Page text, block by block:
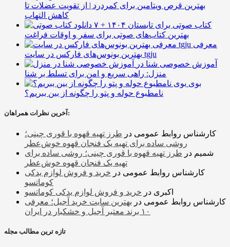
بهترین قرص ویتامین برای کمردرد | از تقویت عضلات تا
کاهش التهاب
۷ کتاب صوتی برای تابستان ۱۴۰۴ +
بهترین کتاب‌های صوتی برای سفر و اوقات فراغت
معرفی
بهترین بونوس‌های فارکس در سایت tgju
آموزش خصوصی شنا در
منزل: راهی سریع و امن برای تسلط بر شنا
بوی
نامطبوع حوله و پتو را چگونه از بین ببریم؟
آخرین نظرات همراهان:
کارشناس روابط عمومی در طرز تهیه قهوه با قوری چینی؛
روشی ساده برای تهیه یک فنجان قهوه خوش‌عطر
شمیم در طرز تهیه قهوه با قوری چینی؛ روشی ساده برای
تهیه یک فنجان قهوه خوش‌عطر
کارشناس روابط عمومی در خرید و فروش لوازم یدکی
کوماتسو
اکبری در خرید و فروش لوازم یدکی کوماتسو
کارشناس روابط عمومی در بهترین سایت خرید آجیل؛ معرفی
۱۰ برند معتبر آجیل و خشکبار در ایران
تازه ترین مطالب مجله